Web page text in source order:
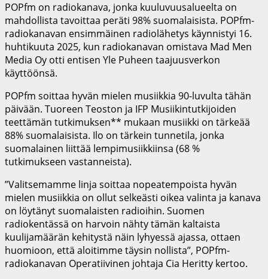
POPfm on radiokanava, jonka kuuluvuusalueelta on
mahdollista tavoittaa peräti 98% suomalaisista. POPfm-
radiokanavan ensimmäinen radiolähetys käynnistyi 16.
huhtikuuta 2025, kun radiokanavan omistava Mad Men
Media Oy otti entisen Yle Puheen taajuusverkon
käyttöönsä.
POPfm soittaa hyvän mielen musiikkia 90-luvulta tähän
päivään. Tuoreen Teoston ja IFP Musiikintutkijoiden
teettämän tutkimuksen** mukaan musiikki on tärkeää
88% suomalaisista. Ilo on tärkein tunnetila, jonka
suomalainen liittää lempimusiikkiinsa (68 %
tutkimukseen vastanneista).
”Valitsemamme linja soittaa nopeatempoista hyvän
mielen musiikkia on ollut selkeästi oikea valinta ja kanava
on löytänyt suomalaisten radioihin. Suomen
radiokentässä on harvoin nähty tämän kaltaista
kuulijamäärän kehitystä näin lyhyessä ajassa, ottaen
huomioon, että aloitimme täysin nollista”, POPfm-
radiokanavan Operatiivinen johtaja Cia Heritty kertoo.